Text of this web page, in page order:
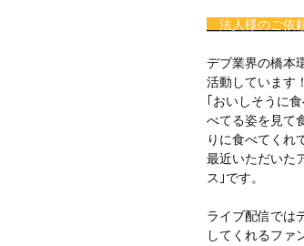
法人様のご依
デブ業界の橋本
活動しています
｢おいしそうに
べてる姿を見て
りに食べてくれ
最近いただいた
ス｣です。
ライブ配信では
してくれるファ